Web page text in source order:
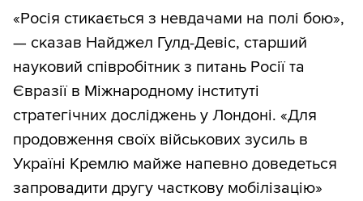
«Росія стикається з невдачами на полі бою»,
— сказав Найджел Гулд-Девіс, старший
науковий співробітник з питань Росії та
Євразії в Міжнародному інституті
стратегічних досліджень у Лондоні. «Для
продовження своїх військових зусиль в
Україні Кремлю майже напевно доведеться
запровадити другу часткову мобілізацію»